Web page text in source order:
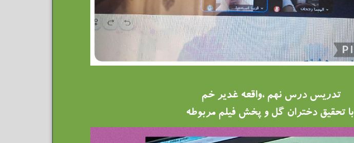
تدریس درس نهم ،واقعه غدیر خم
با تحقیق دختران گل و پخش فیلم مربوطه